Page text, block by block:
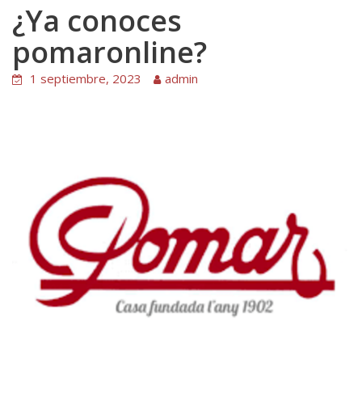
¿Ya conoces
pomaronline?
1 septiembre, 2023 admin